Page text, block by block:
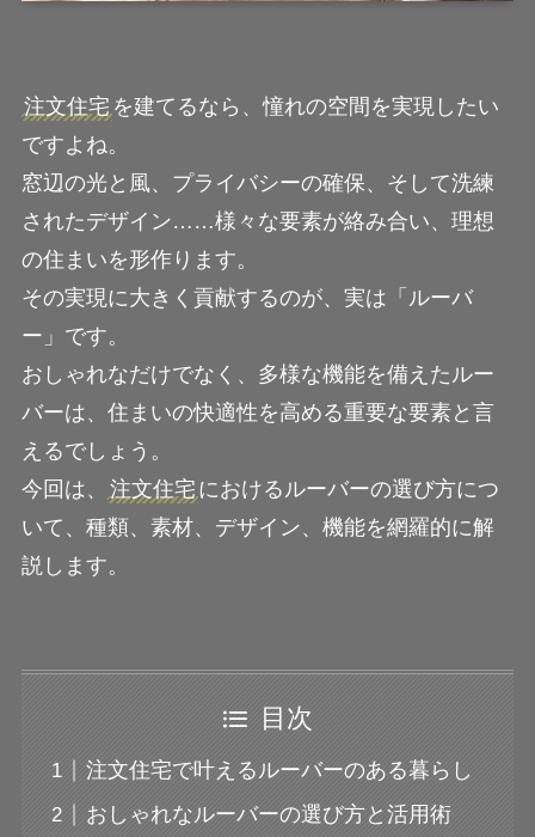
注文住宅 を建てるなら、憧れの空間を実現したい
ですよね。
窓辺の光と風、プライバシーの確保、そして洗練
されたデザイン……様々な要素が絡み合い、理想
の住まいを形作ります。
その実現に大きく貢献するのが、実は「ルーバ
ー」です。
おしゃれなだけでなく、多様な機能を備えたルー
バーは、住まいの快適性を高める重要な要素と言
えるでしょう。
今回は、
注文住宅 におけるルーバーの選び方につ
いて、種類、素材、デザイン、機能を網羅的に解
説します。
目次
注文住宅で叶えるルーバーのある暮らし
おしゃれなルーバーの選び方と活用術